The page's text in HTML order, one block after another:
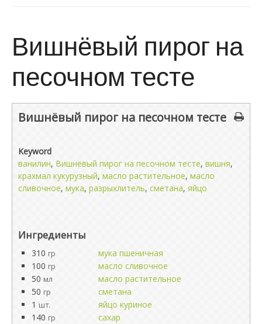
Вишнёвый пирог на
песочном тесте
Вишнёвый пирог на песочном тесте
Keyword
ванилин, Вишнёвый пирог на песочном тесте, вишня,
крахмал кукурузный, масло растительное, масло
сливочное, мука, разрыхлитель, сметана, яйцо
Ингредиенты
310 гр
мука пшеничная
100 гр
масло сливочное
50 мл
масло растительное
50 гр
сметана
1 шт.
яйцо куриное
140 гр
сахар